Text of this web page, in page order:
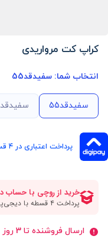
کراپ کت مرواریدی
انتخاب شما: سفیدقد55
سفیدقد55 سفیدقد60
پرداخت اعتباری در ۴ قسط، ماهانه 712,500 تومان
ارسال فروشنده تا 3 روز دیگر